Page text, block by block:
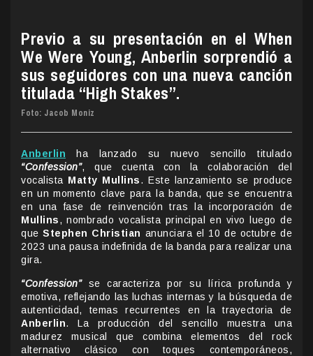
Previo a su presentación en el When
We Were Young, Anberlin sorprendió a
sus seguidores con una nueva canción
titulada “High Stakes”.
Foto: Jacob Moniz
Anberlin ha lanzado su nuevo sencillo titulado
“Confession”, que cuenta con la colaboración del
vocalista Matty Mullins. Este lanzamiento se produce
en un momento clave para la banda, que se encuentra
en una fase de reinvención tras la incorporación de
Mullins, nombrado vocalista principal en vivo luego de
queStephen Christian anunciara el 10 de octubre de
2023 una pausa indefinida de la banda para realizar una
gira.
“Confession”se caracteriza por su lírica profunda y
emotiva, reflejando las luchas internas y la búsqueda de
autenticidad, temas recurrentes en la trayectoria de
Anberlin. La producción del sencillo muestra una
madurez musical que combina elementos del rock
alternativo clásico con toques contemporáneos,